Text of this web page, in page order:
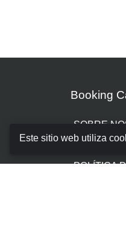
Booking
SOBRE
POLÍTICA
Este sitio web utiliza